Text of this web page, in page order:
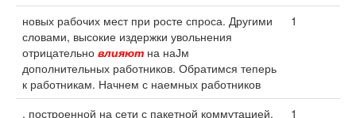
новых рабочих мест при росте спроса. Другими
словами, высокие издержки увольнения
отрицательно влияют на наЈм
дополнительных работников. Обратимся теперь
к работникам. Начнем с наемных работников
1
, построенной на сети с пакетной коммутацией, 1